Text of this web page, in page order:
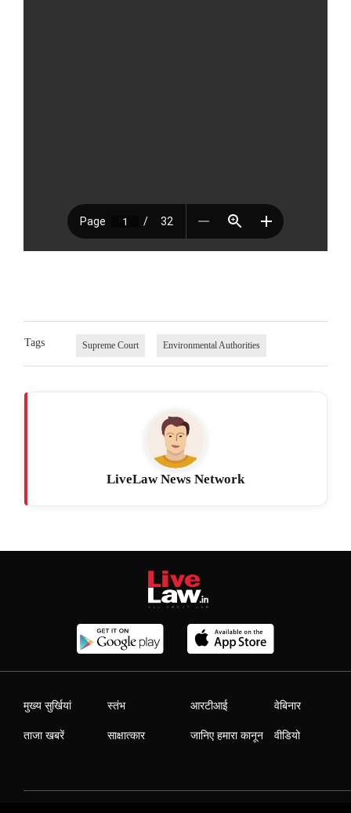
Tags Supreme Court Environmental Authorities
LiveLaw News Network
मुख्य सुर्खियां
ताजा खबरें
स्तंभ
साक्षात्कार
आरटीआई
जानिए हमारा कानून
वेबिनार
वीडियो